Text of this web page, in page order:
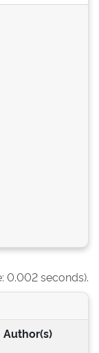
0.002 seconds).
Author(s)